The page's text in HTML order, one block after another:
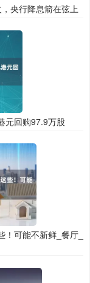
央行降息箭在弦上
元回购97.9万股
可能不新鲜_餐厅_